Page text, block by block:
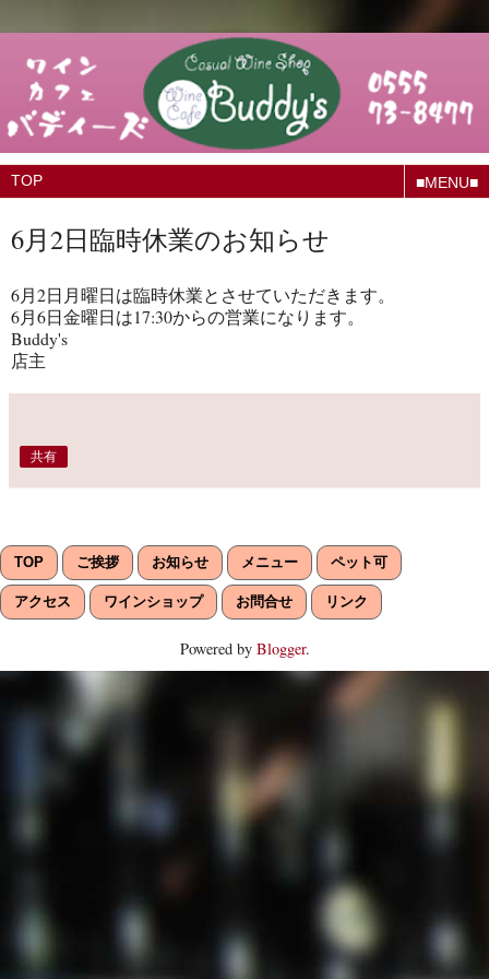
■MENU■
6月2日臨時休業のお知らせ
6月2日月曜日は臨時休業とさせていただきます。
6月6日金曜日は17:30からの営業になります。
Buddy's
店主
共有
TOP ご挨拶 お知らせ メニュー ペット可
アクセス ワインショップ お問合せ リンク
Powered by Blogger.